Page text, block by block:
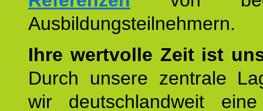
Ausbildungsteilnehmern.
Ihre wertvolle Zeit ist
Durch unsere zentrale
wir deutschlandweit